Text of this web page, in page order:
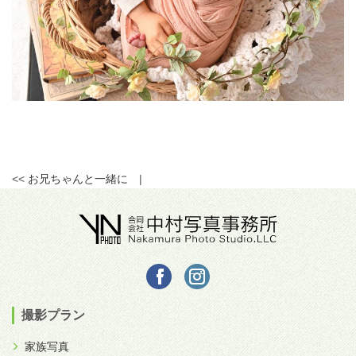
<< お兄ちゃんと一緒に |
撮影プラン
家族写真